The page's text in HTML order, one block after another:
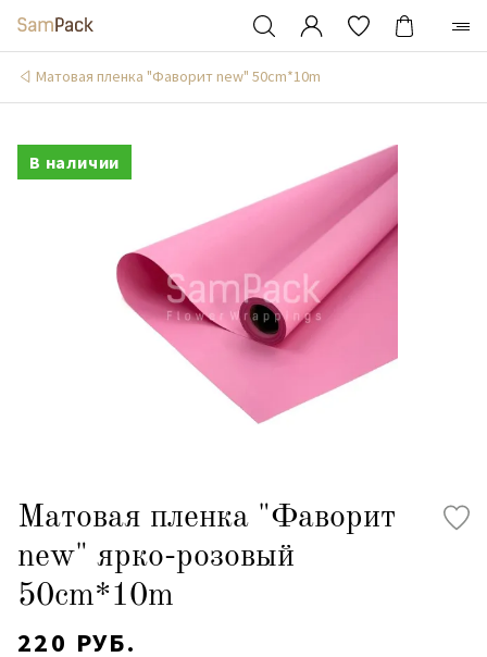
Матовая пленка "Фаворит new" 50сm*10m
В наличии
Матовая пленка "Фаворит
new" ярко-розовый
50сm*10m
220 РУБ.